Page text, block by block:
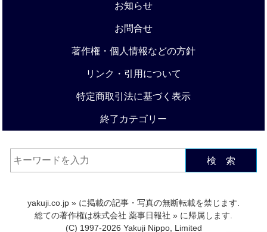
お知らせ
お問合せ
著作権・個人情報などの方針
リンク・引用について
特定商取引法に基づく表示
終了カテゴリー
検 索
yakuji.co.jp » に掲載の記事・写真の無断転載を禁じます.
総ての著作権は株式会社 薬事日報社 » に帰属します.
(C) 1997-2026 Yakuji Nippo, Limited